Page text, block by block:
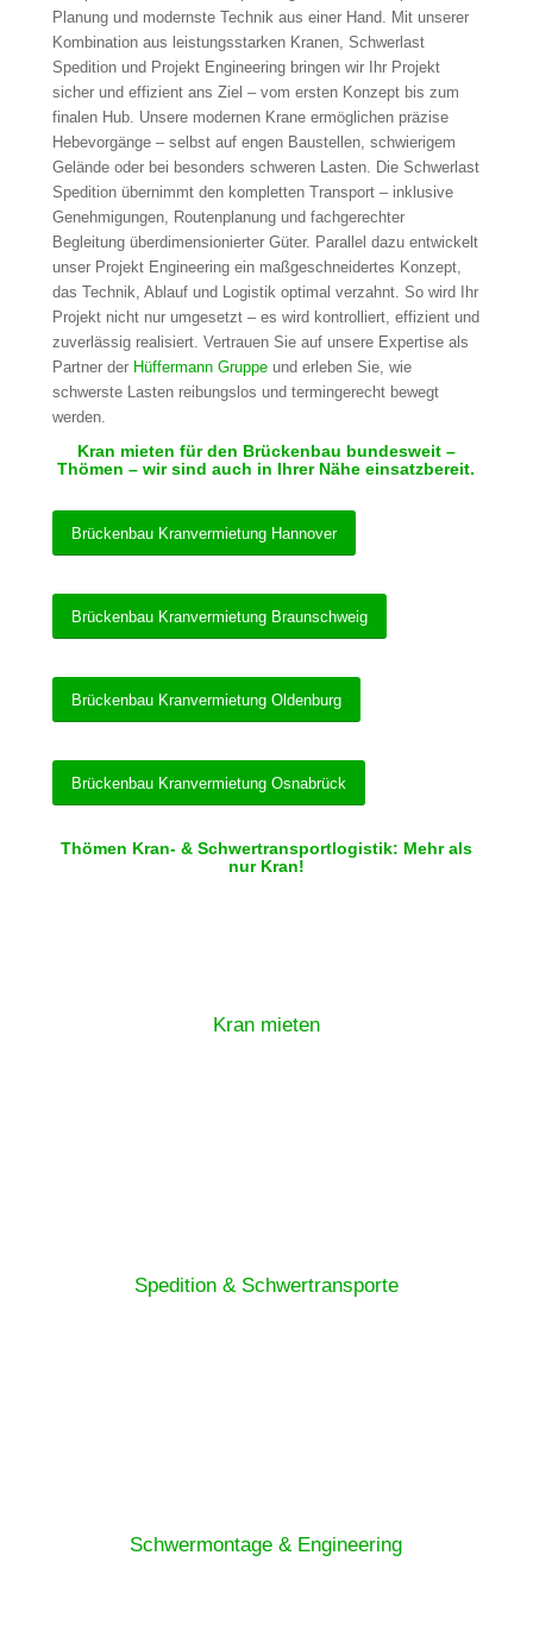
Planung und modernste Technik aus einer Hand. Mit unserer
Kombination aus leistungsstarken Kranen, Schwerlast
Spedition und Projekt Engineering bringen wir Ihr Projekt
sicher und effizient ans Ziel – vom ersten Konzept bis zum
finalen Hub. Unsere modernen Krane ermöglichen präzise
Hebevorgänge – selbst auf engen Baustellen, schwierigem
Gelände oder bei besonders schweren Lasten. Die Schwerlast
Spedition übernimmt den kompletten Transport – inklusive
Genehmigungen, Routenplanung und fachgerechter
Begleitung überdimensionierter Güter. Parallel dazu entwickelt
unser Projekt Engineering ein maßgeschneidertes Konzept,
das Technik, Ablauf und Logistik optimal verzahnt. So wird Ihr
Projekt nicht nur umgesetzt – es wird kontrolliert, effizient und
zuverlässig realisiert. Vertrauen Sie auf unsere Expertise als
Partner der Hüffermann Gruppeund erleben Sie, wie
schwerste Lasten reibungslos und termingerecht bewegt
werden.
Kran mieten für den Brückenbau bundesweit –
Thömen – wir sind auch in Ihrer Nähe einsatzbereit.
Brückenbau Kranvermietung Hannover
Brückenbau Kranvermietung Braunschweig
Brückenbau Kranvermietung Oldenburg
Brückenbau Kranvermietung Osnabrück
Thömen Kran- & Schwertransportlogistik: Mehr als
nur Kran!
Kran mieten
Spedition & Schwertransporte
Schwermontage & Engineering